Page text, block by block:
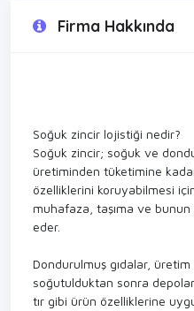
Firma Hakkında
Soğuk zincir lojistiği nedir?
Soğuk zincir; soğuk ve
üretiminden tüketimine
özelliklerini koruyabilmesi
muhafaza, taşıma ve bunun
eder.
Dondurulmuş gıdalar,
soğutulduktan sonra
tır gibi ürün özelliklerine